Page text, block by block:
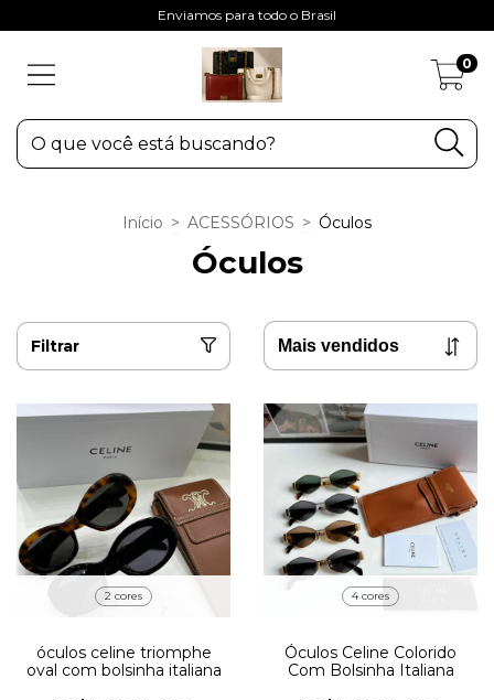
Enviamos para todo o Brasil
0
Início > ACESSÓRIOS > Óculos
Óculos
Filtrar
2 cores
óculos celine triomphe
oval com bolsinha italiana
4 cores
Óculos Celine Colorido
Com Bolsinha Italiana